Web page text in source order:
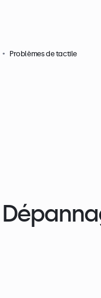
Problèmes de tactile